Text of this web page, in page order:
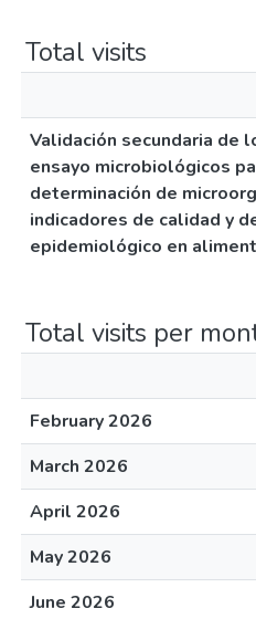
Total visits
Validación secundaria de
ensayo microbiológicos
determinación de
indicadores de calidad y
epidemiológico en
Total visits per
February 2026
March 2026
April 2026
May 2026
June 2026